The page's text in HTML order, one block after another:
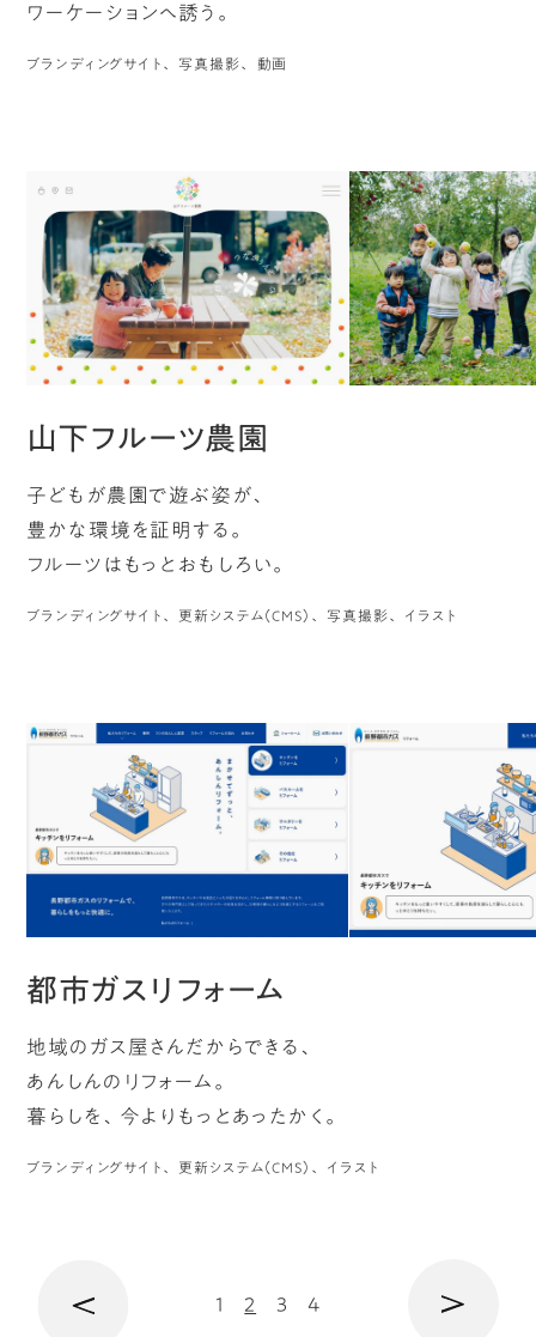
ワーケーションへ誘う。
ブランディングサイト 写真撮影 動画
山下フルーツ農園
子どもが農園で遊ぶ姿が、
豊かな環境を証明する。
フルーツはもっとおもしろい。
ブランディングサイト 更新システム（CMS） 写真撮影 イラスト
都市ガスリフォーム
地域のガス屋さんだからできる、
あんしんのリフォーム。
暮らしを、今よりもっとあったかく。
ブランディングサイト 更新システム（CMS） イラスト
前
ペ
ー
ジ
へ
ジ
1 2 3 4 次